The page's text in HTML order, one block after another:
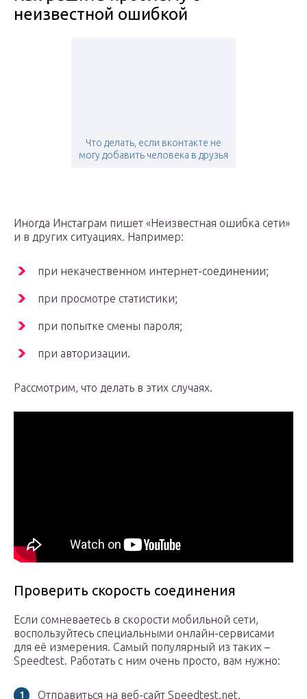
неизвестной ошибкой
Что делать, если вконтакте не
могу добавить человека в друзья
Иногда Инстаграм пишет «Неизвестная ошибка сети»
и в других ситуациях. Например:
при некачественном интернет-соединении;
при просмотре статистики;
при попытке смены пароля;
при авторизации.
Рассмотрим, что делать в этих случаях.
Проверить скорость соединения
Если сомневаетесь в скорости мобильной сети,
воспользуйтесь специальными онлайн-сервисами
для её измерения. Самый популярный из таких –
Speedtest. Работать с ним очень просто, вам нужно:
Отправиться на веб-сайт Speedtest.net.